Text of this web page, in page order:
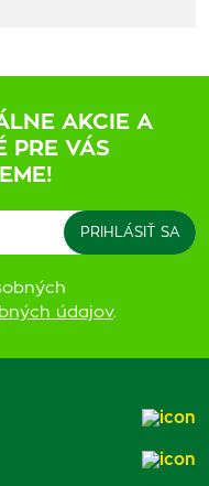
AKCIE A
PRE VÁS
údajov.